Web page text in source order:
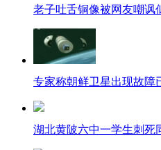
老子吐舌铜像被网友嘲讽
专家称朝鲜卫星出现故障
湖北黄陂六中一学生刺死